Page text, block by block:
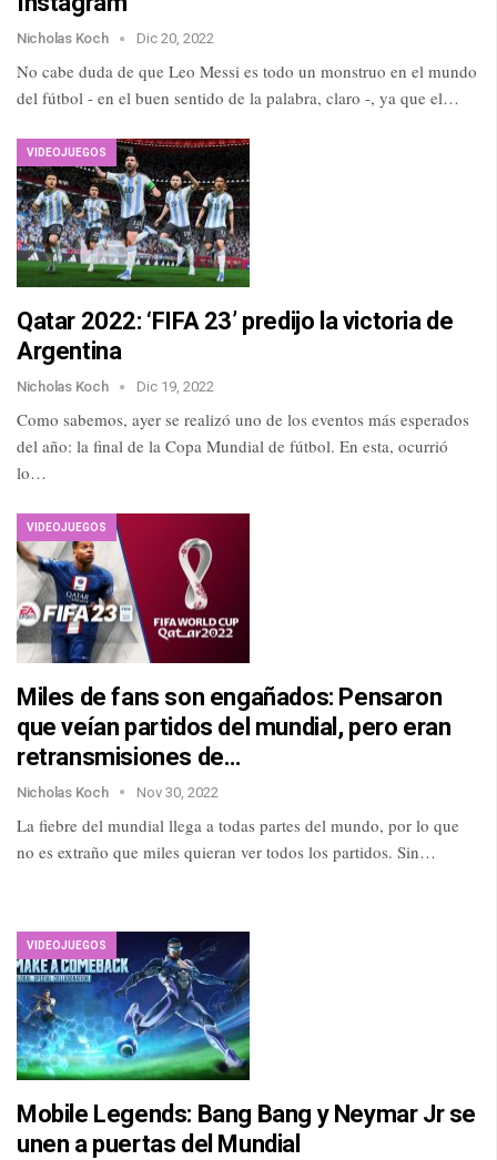
Nicholas Koch Dic 20, 2022
No cabe duda de que Leo Messi es todo un monstruo en el mundo
del fútbol - en el buen sentido de la palabra, claro -, ya que el…
VIDEOJUEGOS
Qatar 2022: ‘FIFA 23’ predijo la victoria de
Argentina
Nicholas Koch Dic 19, 2022
Como sabemos, ayer se realizó uno de los eventos más esperados
del año: la final de la Copa Mundial de fútbol. En esta, ocurrió
lo…
VIDEOJUEGOS
Miles de fans son engañados: Pensaron
que veían partidos del mundial, pero eran
retransmisiones de…
Nicholas Koch Nov 30, 2022
La fiebre del mundial llega a todas partes del mundo, por lo que
no es extraño que miles quieran ver todos los partidos. Sin…
VIDEOJUEGOS
Mobile Legends: Bang Bang y Neymar Jr se
unen a puertas del Mundial